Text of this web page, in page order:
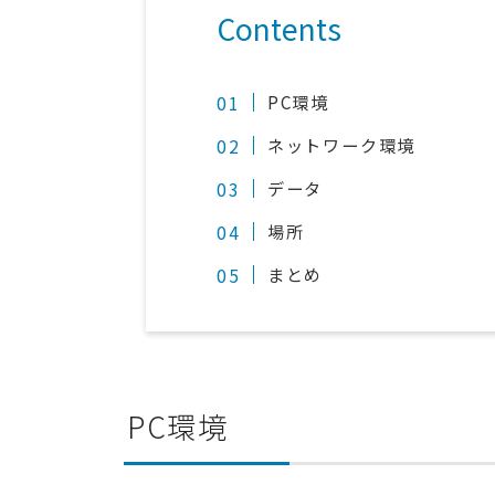
Contents
PC環境
ネットワーク環境
データ
場所
まとめ
PC環境